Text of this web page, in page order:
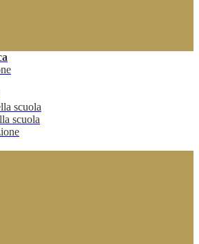
scuola
scuola